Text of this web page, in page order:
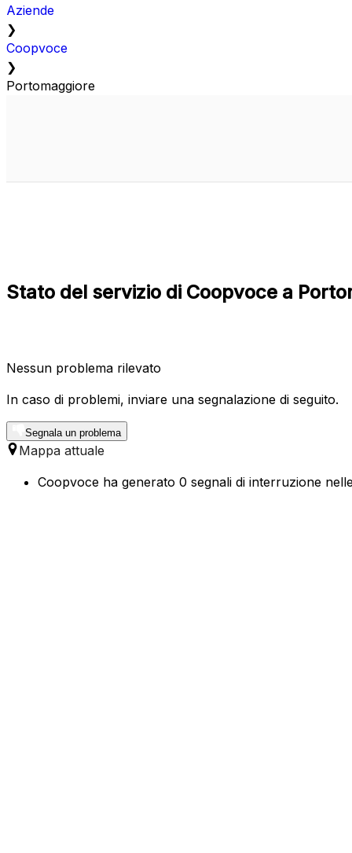
Aziende
❯
Coopvoce
❯
Portomaggiore
Stato del servizio di Coopvoce a
Nessun problema rilevato
In caso di problemi, inviare una segnalazione di seguito.
Segnala un problema
Mappa attuale
Coopvoce ha generato 0 segnali di interruzione